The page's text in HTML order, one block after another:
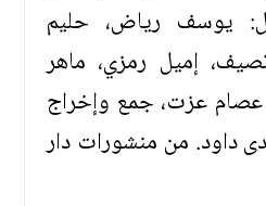
يوسف رياض، حليم
إميل رمزي، ماهر
عزت، جمع وإخراج
داود. من منشورات دار